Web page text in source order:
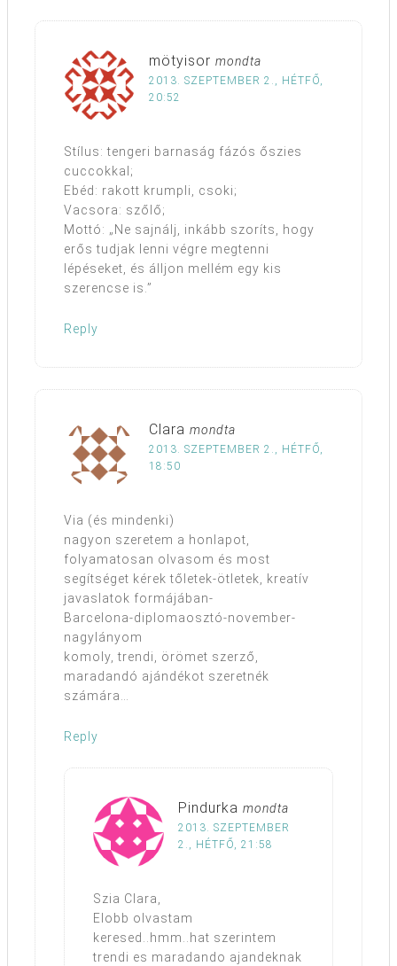
mötyisor mondta
2013. SZEPTEMBER 2., HÉTFŐ,
20:52
Stílus: tengeri barnaság fázós őszies
cuccokkal;
Ebéd: rakott krumpli, csoki;
Vacsora: szőlő;
Mottó: „Ne sajnálj, inkább szoríts, hogy
erős tudjak lenni végre megtenni
lépéseket, és álljon mellém egy kis
szerencse is.”
Reply
Clara mondta
2013. SZEPTEMBER 2., HÉTFŐ,
18:50
Via (és mindenki)
nagyon szeretem a honlapot,
folyamatosan olvasom és most
segítséget kérek tőletek-ötletek, kreatív
javaslatok formájában-
Barcelona-diplomaosztó-november-
nagylányom
komoly, trendi, örömet szerző,
maradandó ajándékot szeretnék
számára…
Reply
Pindurka mondta
2013. SZEPTEMBER
2., HÉTFŐ, 21:58
Szia Clara,
Elobb olvastam
keresed..hmm..hat szerintem
trendi es maradando ajandeknak